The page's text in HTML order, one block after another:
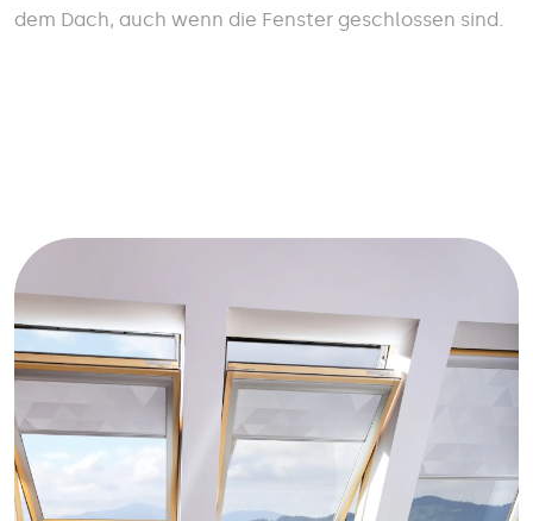
dem Dach, auch wenn die Fenster geschlossen sind.